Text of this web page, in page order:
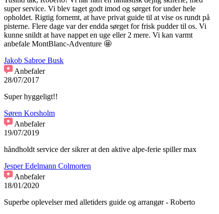
super service. Vi blev taget godt imod og sørget for under hele
opholdet. Rigtig fornemt, at have privat guide til at vise os rundt på
pisterne. Flere dage var der endda sørget for frisk pudder til os. Vi
kunne snildt at have nappet en uge eller 2 mere. Vi kan varmt
anbefale MontBlanc-Adventure 🤩
Jakob Sabroe Busk
Anbefaler
28/07/2017
Super hyggeligt!!
Søren Korsholm
Anbefaler
19/07/2019
håndholdt service der sikrer at den aktive alpe-ferie spiller max
Jesper Edelmann Colmorten
Anbefaler
18/01/2020
Superbe oplevelser med alletiders guide og arrangør - Roberto